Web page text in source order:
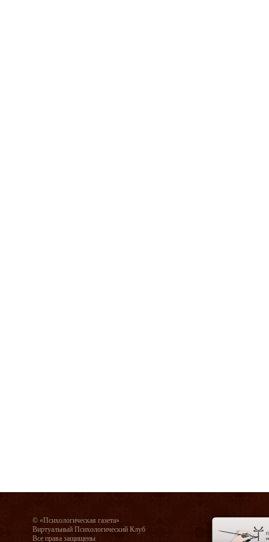
© «Психологическая газета»
Виртуальный Психологический Клуб
Все права защищены